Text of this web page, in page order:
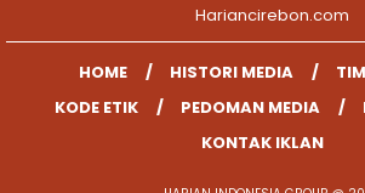
Hariancirebon.com
HOME HISTORI MEDIA
KODE ETIK
PEDOMAN MEDIA
KONTAK IKLAN